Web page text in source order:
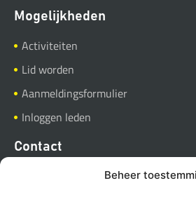
Beheer
Mogelijkheden
Activiteiten
Lid worden
Aanmeldingsformulier
Inloggen leden
Contact